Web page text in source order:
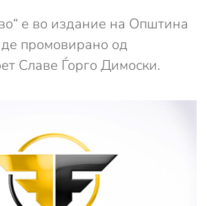
е во издание на Општина
промовирано од
Славе Ѓорго Димоски.